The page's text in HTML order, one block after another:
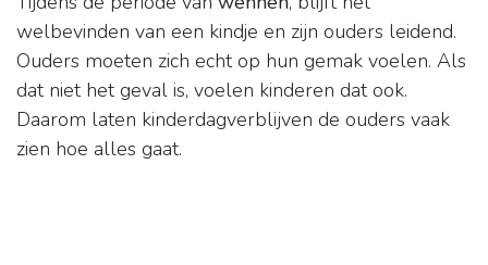
welbevinden van een kindje en zijn ouders leidend.
Ouders moeten zich echt op hun gemak voelen. Als
dat niet het geval is, voelen kinderen dat ook.
Daarom laten kinderdagverblijven de ouders vaak
zien hoe alles gaat.